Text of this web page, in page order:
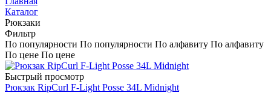
Каталог
Рюкзаки
Фильтр
По популярности По популярности По алфавиту По алфавиту
По цене По цене
Быстрый просмотр
Рюкзак RipCurl F-Light Posse 34L Midnight